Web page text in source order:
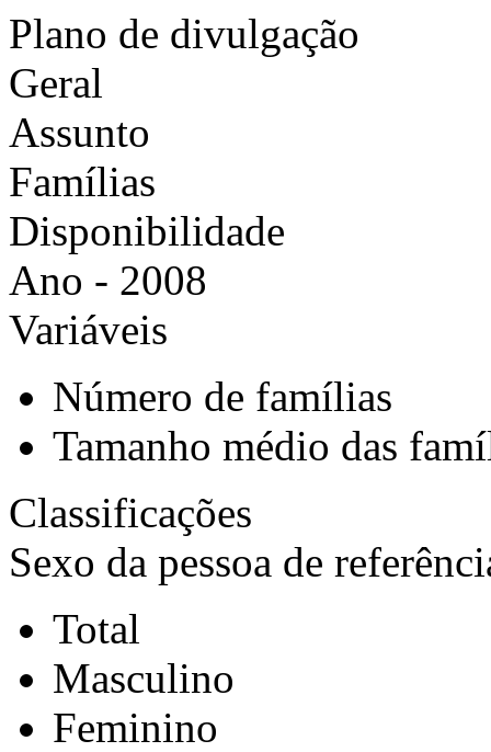
Plano de divulgação
Geral
Assunto
Famílias
Disponibilidade
Ano - 2008
Variáveis
Número de famílias
Tamanho médio das
Classificações
Sexo da pessoa de
Total
Masculino
Feminino